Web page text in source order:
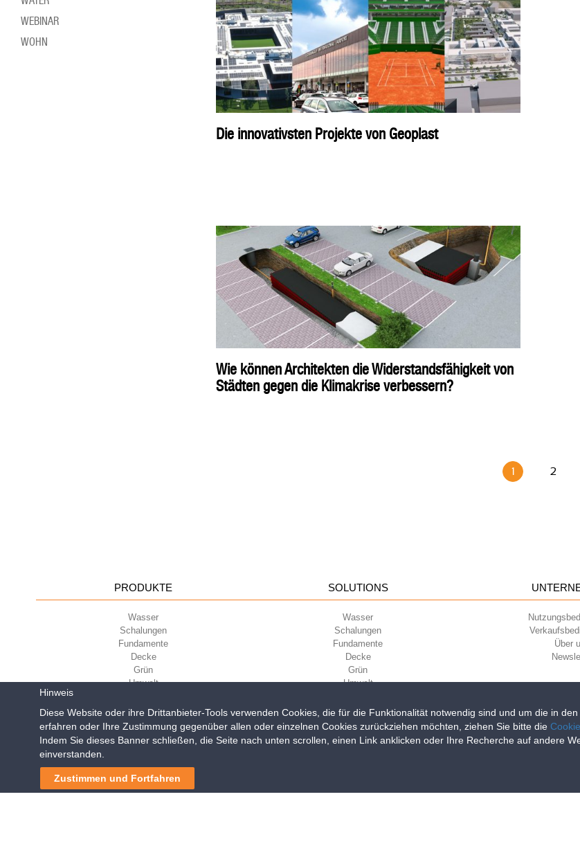
Die innovativsten Projekte von Geoplast
Wie können Architekten die Widerstandsfähigkeit von
Städten gegen die Klimakrise verbessern?
1 2
WEBINAR
WOHN
PRODUKTE
Wasser
Schalungen
Fundamente
Decke
Grün
Umwelt
SOLUTIONS
Wasser
Schalungen
Fundamente
Decke
Grün
Umwelt
Über
Geoplast S.p.A.| Via Martiri della Libertà, 6/8 - 35010 Grantorto (Padova) ITALY - Tel+39
Hinweis
Diese Website oder ihre Drittanbieter-Tools verwenden Cookies, die für die Funktionalität notwendig sind und um die in
erfahren oder Ihre Zustimmung gegenüber allen oder einzelnen Cookies zurückziehen möchten, ziehen Sie bitte die
Indem Sie dieses Banner schließen, die Seite nach unten scrollen, einen Link anklicken oder Ihre Recherche auf andere
einverstanden.
Zustimmen und Fortfahren